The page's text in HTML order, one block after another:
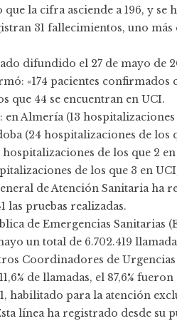
la cifra asciende a 196, y se
31 fallecimientos, uno
difundido el 27 de mayo de
«174 pacientes confirmados
que 44 se encuentran en UCI.
Almería (13
(24 hospitalizaciones de los
de los que 2
de los que 3 en
de Atención Sanitaria ha
las pruebas realizadas.
de Emergencias Sanitarias
un total de 6.702.419
Coordinadores de
de llamadas, el 87,6%
habilitado para la atención
línea ha registrado desde su